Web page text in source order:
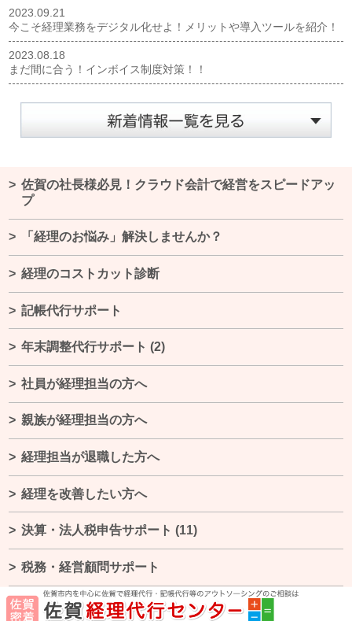
2023.09.21
今こそ経理業務をデジタル化せよ！メリットや導入ツールを紹介！
2023.08.18
まだ間に合う！インボイス制度対策！！
佐賀の社長様必見！クラウド会計で経営をスピードアッ
プ
「経理のお悩み」解決しませんか？
経理のコストカット診断
記帳代行サポート
年末調整代行サポート (2)
社員が経理担当の方へ
親族が経理担当の方へ
経理担当が退職した方へ
経理を改善したい方へ
決算・法人税申告サポート (11)
税務・経営顧問サポート